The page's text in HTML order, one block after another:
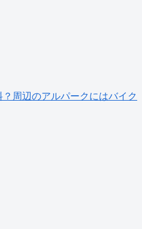
周辺のアルパークにはバイク